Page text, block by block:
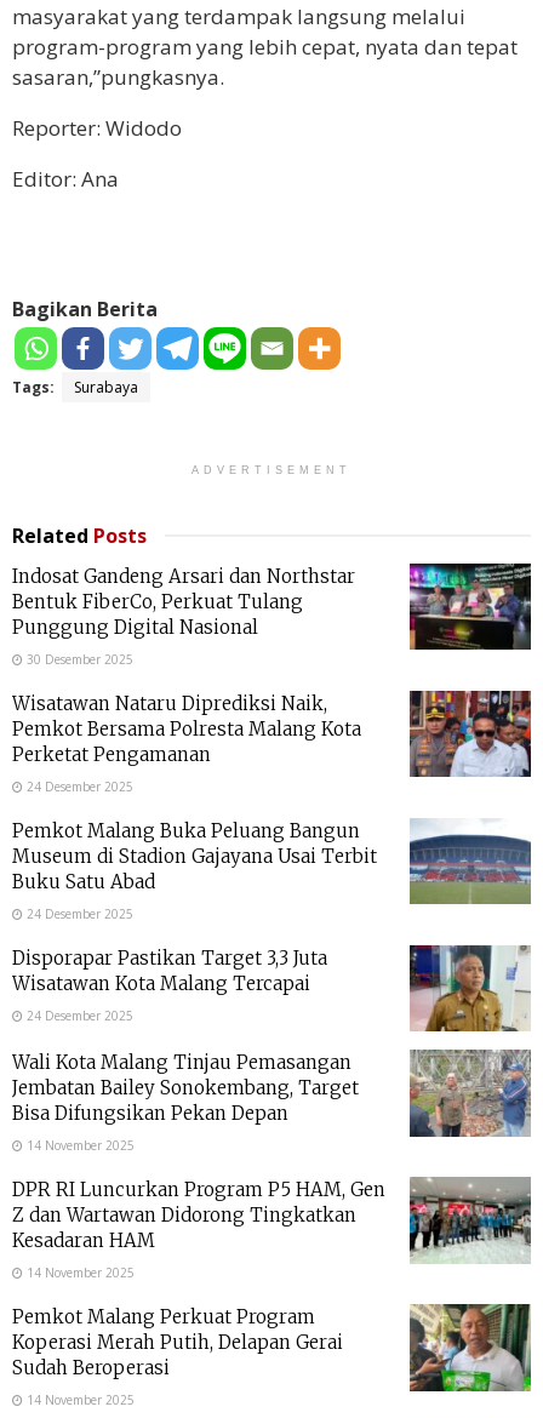
masyarakat yang terdampak langsung melalui
program-program yang lebih cepat, nyata dan tepat
sasaran,”pungkasnya.
Reporter: Widodo
Editor: Ana
Bagikan Berita
Tags: Surabaya
ADVERTISEMENT
Related Posts
Indosat Gandeng Arsari dan Northstar
Bentuk FiberCo, Perkuat Tulang
Punggung Digital Nasional
30 Desember 2025
Wisatawan Nataru Diprediksi Naik,
Pemkot Bersama Polresta Malang Kota
Perketat Pengamanan
24 Desember 2025
Pemkot Malang Buka Peluang Bangun
Museum di Stadion Gajayana Usai Terbit
Buku Satu Abad
24 Desember 2025
Disporapar Pastikan Target 3,3 Juta
Wisatawan Kota Malang Tercapai
24 Desember 2025
Wali Kota Malang Tinjau Pemasangan
Jembatan Bailey Sonokembang, Target
Bisa Difungsikan Pekan Depan
14 November 2025
DPR RI Luncurkan Program P5 HAM, Gen
Z dan Wartawan Didorong Tingkatkan
Kesadaran HAM
14 November 2025
Pemkot Malang Perkuat Program
Koperasi Merah Putih, Delapan Gerai
Sudah Beroperasi
14 November 2025